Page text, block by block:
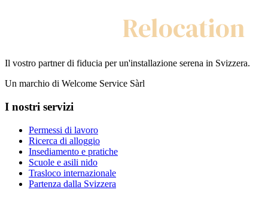
Relocation
Il vostro partner di fiducia per un'installazione serena in Svizzera.
Un marchio di Welcome Service Sàrl
I nostri servizi
Permessi di lavoro
Ricerca di alloggio
Insediamento e pratiche
Scuole e asili nido
Trasloco internazionale
Partenza dalla Svizzera